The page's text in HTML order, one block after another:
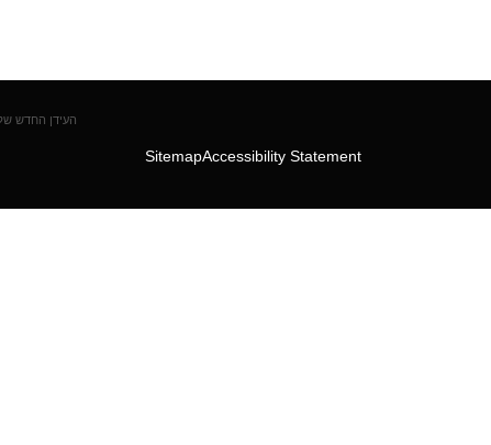
© העידן החדש
SitemapAccessibility Statement